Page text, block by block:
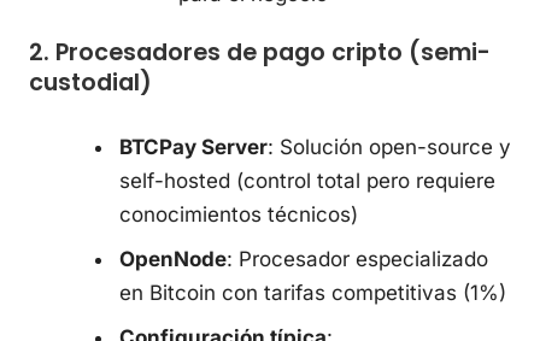
2. Procesadores de pago cripto (semi-
custodial)
BTCPay Server: Solución open-source y
self-hosted (control total pero requiere
conocimientos técnicos)
OpenNode: Procesador especializado
en Bitcoin con tarifas competitivas (1%)